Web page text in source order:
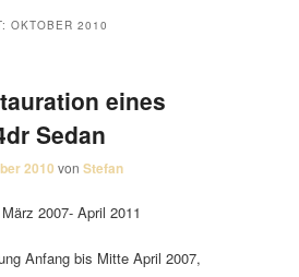
OKTOBER 2010
eines
Sedan
2010 vonStefan
2007- April 2011
Anfang bis Mitte April 2007,